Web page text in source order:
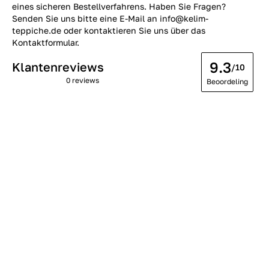
eines sicheren Bestellverfahrens. Haben Sie Fragen?
Senden Sie uns bitte eine E-Mail an info@kelim-
teppiche.de oder kontaktieren Sie uns über das
Kontaktformular.
Klantenreviews
0 reviews
9.3/10
Beoordeling